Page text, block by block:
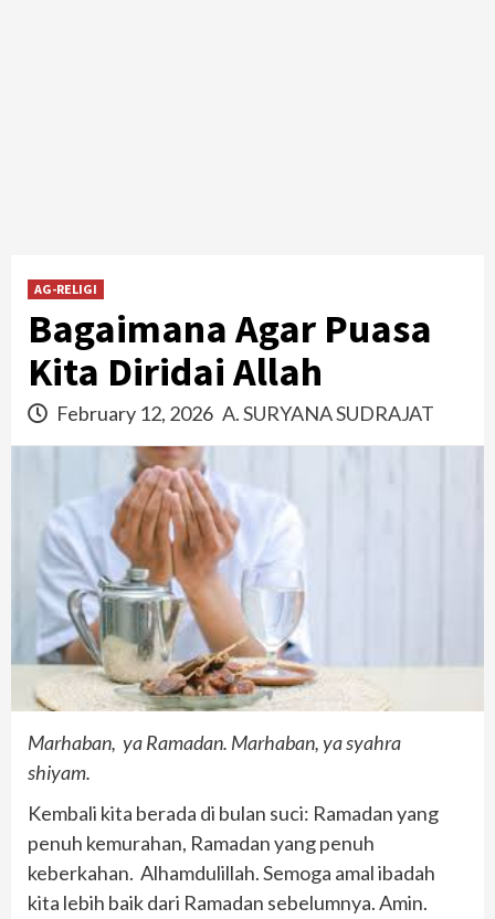
AG-RELIGI
Bagaimana Agar Puasa
Kita Diridai Allah
February 12, 2026 A. SURYANA SUDRAJAT
Marhaban, ya Ramadan. Marhaban, ya syahra
shiyam.
Kembali kita berada di bulan suci: Ramadan yang
penuh kemurahan, Ramadan yang penuh
keberkahan. Alhamdulillah. Semoga amal ibadah
kita lebih baik dari Ramadan sebelumnya. Amin.